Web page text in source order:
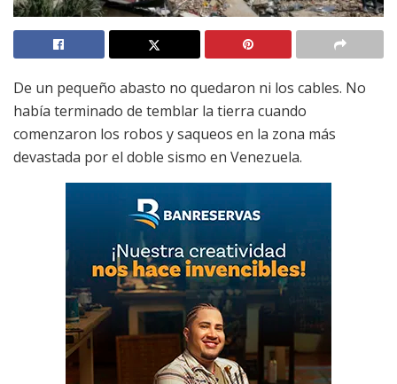
De un pequeño abasto no quedaron ni los cables. No
había terminado de temblar la tierra cuando
comenzaron los robos y saqueos en la zona más
devastada por el doble sismo en Venezuela.